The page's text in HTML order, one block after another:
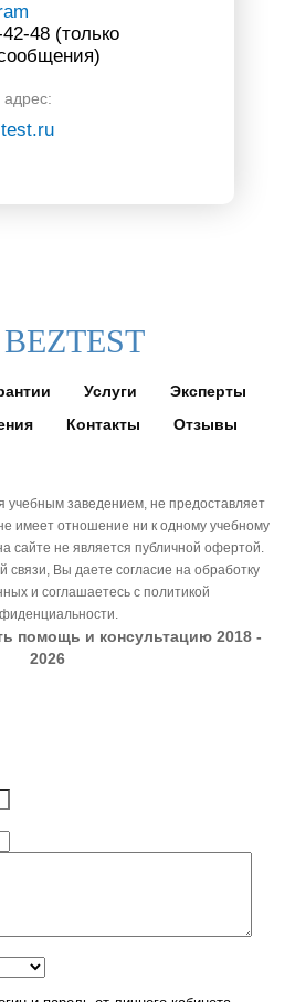
48 (только
BEZTEST
Услуги
Эксперты
Контакты Отзывы
учебным заведением, не предоставляет
имеет отношение ни к одному учебному
сайте не является публичной офертой.
Вы даете согласие на обработку
и соглашаетесь с политикой
помощь и консультацию 2018 -
2026